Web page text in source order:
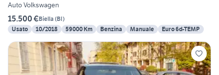
Auto Volkswagen
15.500 €Biella (BI)
Usato
10/2018 59000 Km Benzina Manuale Euro 6d-TEMP